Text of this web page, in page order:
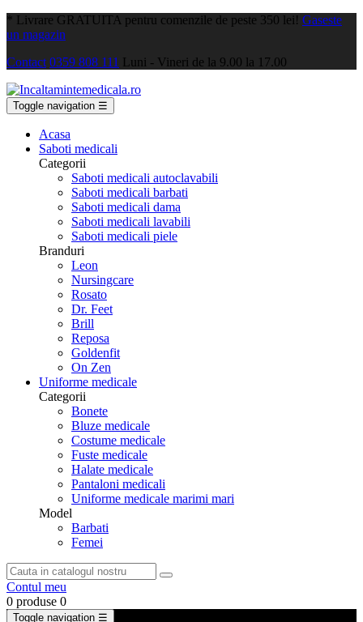
* Livrare GRATUITA pentru comenzile de peste 350 lei! Gaseste
un magazin
Contact 0359 808 111 Luni - Vineri de la 9.00 la 17.00
Toggle navigation ☰
Acasa
Saboti medicali
Categorii
Saboti medicali autoclavabili
Saboti medicali barbati
Saboti medicali dama
Saboti medicali lavabili
Saboti medicali piele
Branduri
Leon
Nursingcare
Rosato
Dr. Feet
Brill
Reposa
Goldenfit
On Zen
Uniforme medicale
Categorii
Bonete
Bluze medicale
Costume medicale
Fuste medicale
Halate medicale
Pantaloni medicali
Uniforme medicale marimi mari
Model
Barbati
Femei
Contul meu
0 produse 0
Toggle navigation ☰